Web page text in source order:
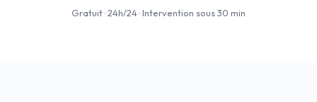
Gratuit · 24h/24 · Intervention sous 30 min